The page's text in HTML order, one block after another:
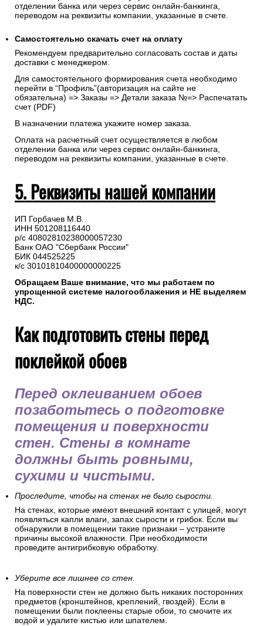
отделении банка или через сервис онлайн-банкинга,
переводом на реквизиты компании, указанные в счете.
Самостоятельно скачать счет на оплату
Рекомендуем предварительно согласовать состав и даты
доставки с менеджером.
Для самостоятельного формирования счета необходимо
перейти в “Профиль”(авторизация на сайте не
обязательна) => Заказы => Детали заказа №=> Распечатать
счет (PDF)
В назначении платежа укажите номер заказа.
Оплата на расчетный счет осуществляется в любом
отделении банка или через сервис онлайн-банкинга,
переводом на реквизиты компании, указанные в счете.
5. Реквизиты нашей компании
ИП Горбачев М.В.
ИНН 501208116440
р/с 40802810238000057230
Банк ОАО "Сбербанк России"
БИК 044525225
к/с 30101810400000000225
Обращаем Ваше внимание, что мы работаем по
упрощенной системе налогооблажения и НЕ выделяем
НДС.
Как подготовить стены перед
поклейкой обоев
Перед оклеиванием обоев
позаботьтесь о подготовке
помещения и поверхности
стен. Стены в комнате
должны быть ровными,
сухими и чистыми.
Проследите, чтобы на стенах не было сырости.
На стенах, которые имеют внешний контакт с улицей, могут
появляться капли влаги, запах сырости и грибок. Если вы
обнаружили в помещении такие признаки – устраните
причины высокой влажности. При необходимости
проведите антигрибковую обработку.
Уберите все лишнее со стен.
На поверхности стен не должно быть никаких посторонних
предметов (кронштейнов, креплений, гвоздей). Если в
помещении были поклеены старые обои, то смочите их
водой и удалите кистью или шпателем.